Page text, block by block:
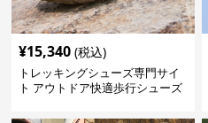
¥15,340 (税込)
トレッキングシューズ専門サイ
ト アウトドア快適歩行シューズ